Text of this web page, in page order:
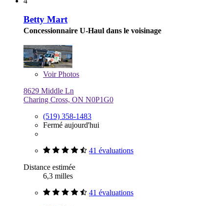
Betty Mart
Concessionnaire U-Haul dans le voisinage
VoirPhotos
8629 Middle Ln
Charing Cross, ON N0P1G0
(519) 358-1483
Fermé aujourd'hui
41 évaluations
Distance estimée
6,3 milles
41 évaluations